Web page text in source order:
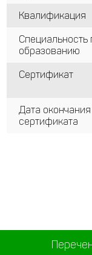
Квалификация
Специальность
образованию
Сертификат
Дата окончания
сертификата